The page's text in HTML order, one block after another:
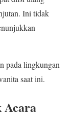
Ini tidak
pada lingkungan
saat ini.